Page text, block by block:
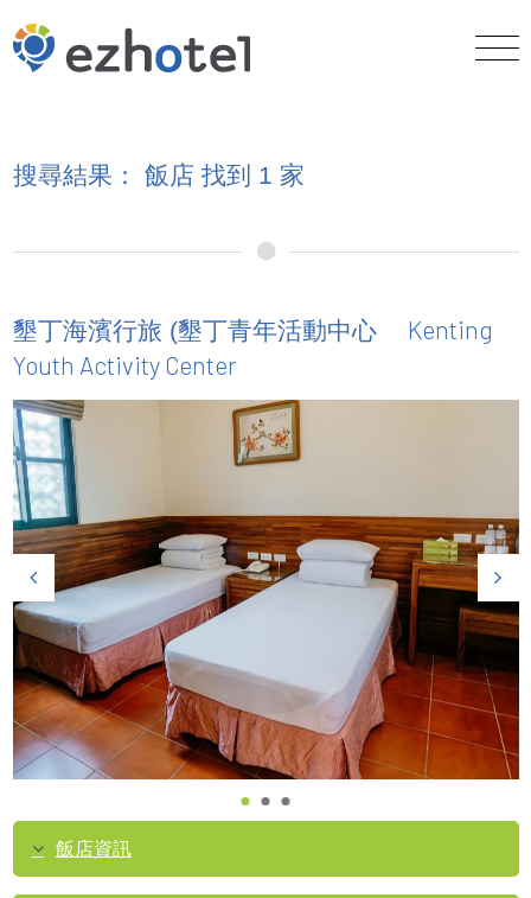
搜尋結果： 飯店 找到 1 家
墾丁海濱行旅 (墾丁青年活動中心
Kenting
Youth Activity Center
飯店資訊